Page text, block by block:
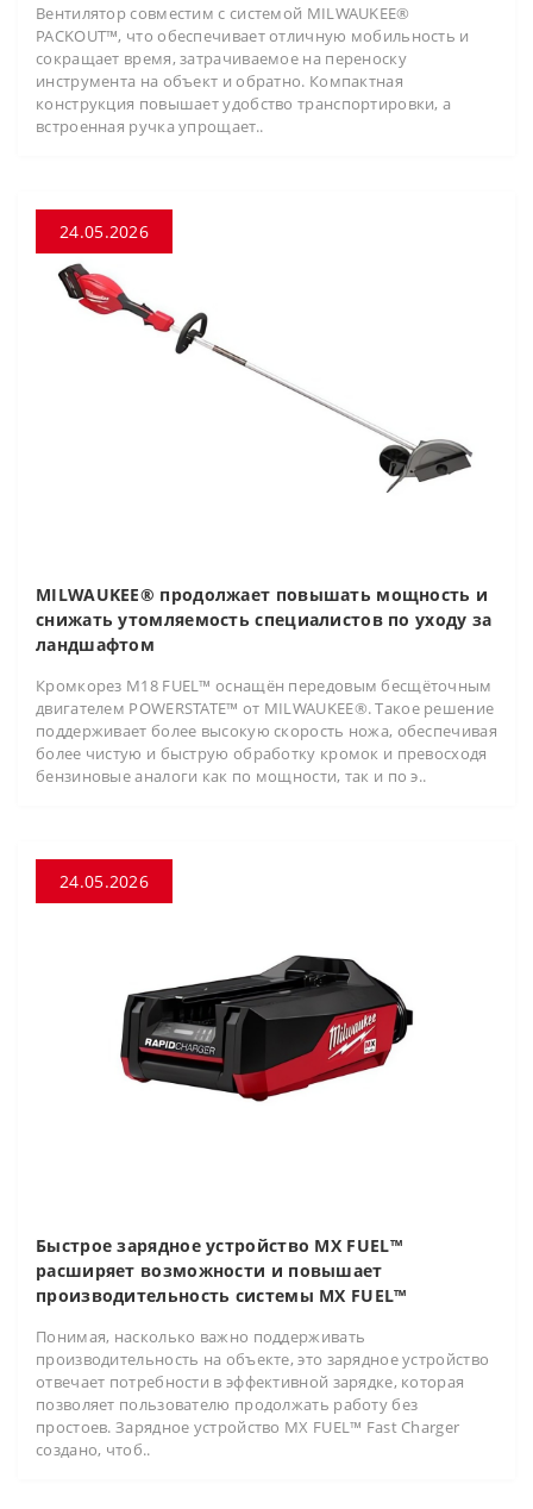
Вентилятор совместим с системой MILWAUKEE®
PACKOUT™, что обеспечивает отличную мобильность и
сокращает время, затрачиваемое на переноску
инструмента на объект и обратно. Компактная
конструкция повышает удобство транспортировки, а
встроенная ручка упрощает..
24.05.2026
MILWAUKEE® продолжает повышать мощность и
снижать утомляемость специалистов по уходу за
ландшафтом
Кромкорез M18 FUEL™ оснащён передовым бесщёточным
двигателем POWERSTATE™ от MILWAUKEE®. Такое решение
поддерживает более высокую скорость ножа, обеспечивая
более чистую и быструю обработку кромок и превосходя
бензиновые аналоги как по мощности, так и по э..
24.05.2026
Быстрое зарядное устройство MX FUEL™
расширяет возможности и повышает
производительность системы MX FUEL™
Понимая, насколько важно поддерживать
производительность на объекте, это зарядное устройство
отвечает потребности в эффективной зарядке, которая
позволяет пользователю продолжать работу без
простоев. Зарядное устройство MX FUEL™ Fast Charger
создано, чтоб..